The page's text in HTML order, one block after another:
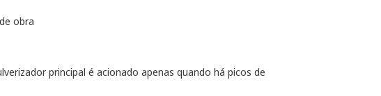
obra
principal é acionado apenas quando há picos de